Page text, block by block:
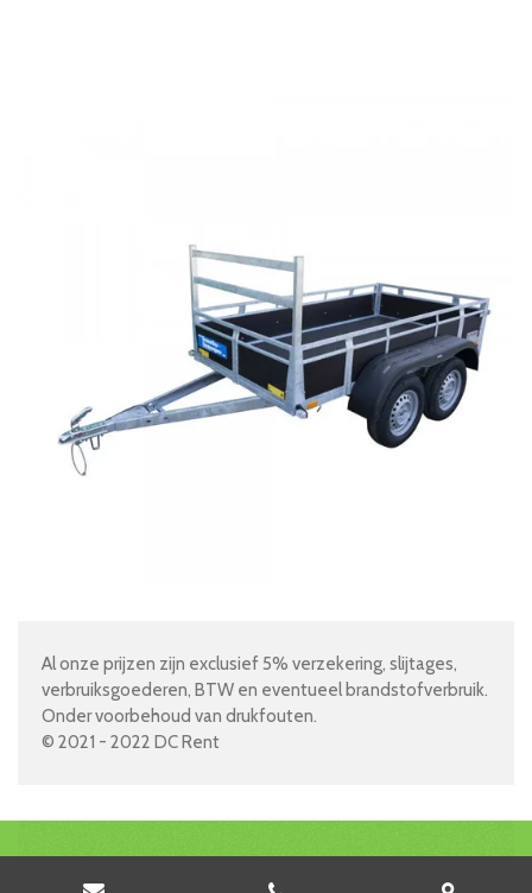
Al onze prijzen zijn exclusief 5% verzekering, slijtages,
verbruiksgoederen, BTW en eventueel brandstofverbruik.
Onder voorbehoud van drukfouten.
© 2021 - 2022 DC Rent